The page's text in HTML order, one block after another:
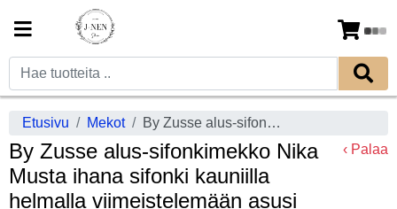
Etusivu Mekot By Zusse alus-sifonkimekko Nika Musta ihana sifonki kauniilla helmalla viimeistelemään asusi
By Zusse alus-sifonkimekko Nika
Musta ihana sifonki kauniilla
helmalla viimeistelemään asusi
‹ Palaa